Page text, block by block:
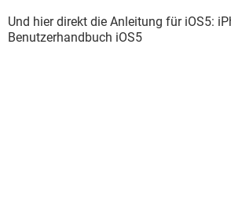
Und hier direkt die Anleitung für iOS5:
Benutzerhandbuch iOS5